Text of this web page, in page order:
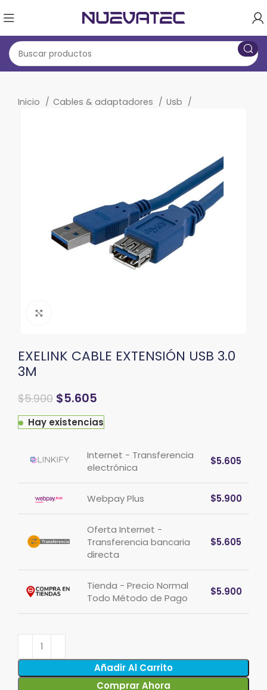
Inicio Cables & adaptadores Usb
EXELINK CABLE EXTENSIÓN USB 3.0
3M
$5.900 $5.605
Hay existencias
Internet - Transferencia
electrónica
$5.605
Webpay Plus $5.900
Oferta Internet -
Transferencia bancaria
directa
$5.605
Tienda - Precio Normal
Todo Método de Pago
$5.900
Añadir Al Carrito
Comprar Ahora